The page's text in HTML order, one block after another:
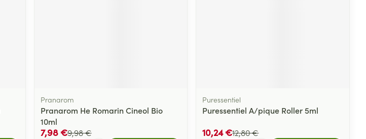
Pranarom
Pranarom He Romarin Cineol Bio
10ml
9,98 €
7,98 €
Puressentiel
Puressentiel A/pique Roller 5ml
12,80 €
10,24 €